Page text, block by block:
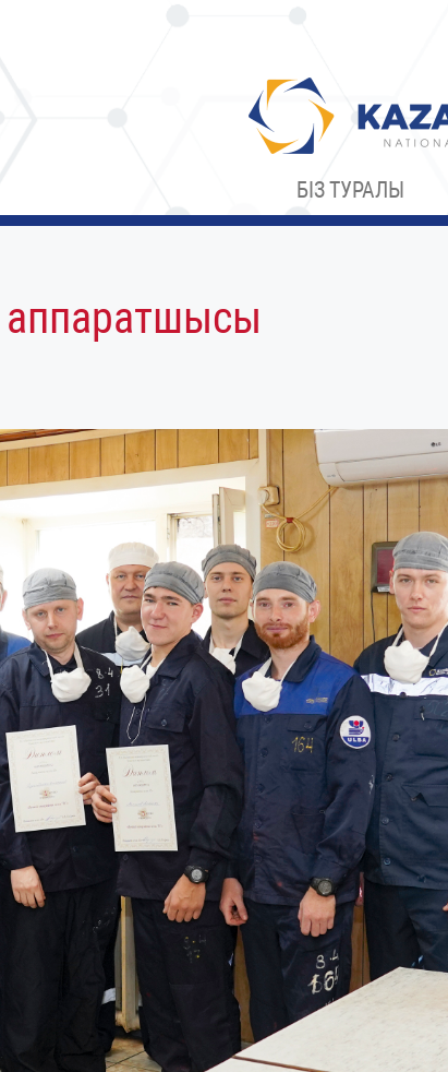
БІЗ ТУРАЛЫ
аппаратшысы